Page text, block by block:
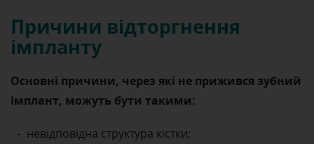
Причини відторгнення
імпланту
Основні причини, через які не прижився зубний
імплант, можуть бути такими:
невідповідна структура кістки;